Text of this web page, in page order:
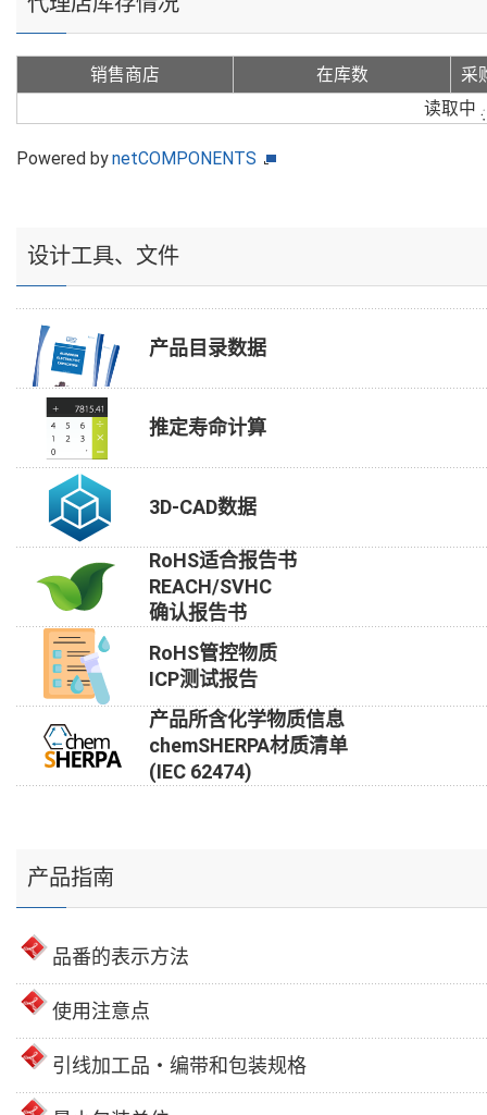
销售商店 在库数
采
读取中
Powered bynetCOMPONENTS
设计工具、文件
产品目录数据
推定寿命计算
3D-CAD数据
RoHS适合报告书
REACH/SVHC
确认报告书
RoHS管控物质
ICP测试报告
产品所含化学物质信息
chemSHERPA材质清单
(IEC 62474)
产品指南
品番的表示方法
使用注意点
引线加工品・编带和包装规格